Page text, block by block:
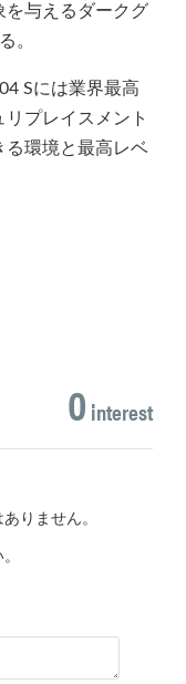
を与えるダークグ
。
Sには業界最高
プレイスメント
環境と最高レベ
0 interest
りません。